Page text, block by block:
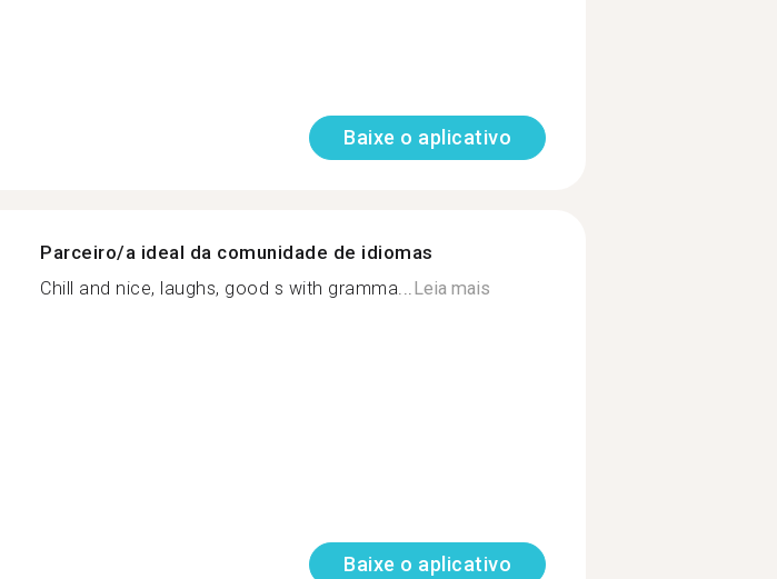
Baixe o aplicativo
Parceiro/a ideal da comunidade de idiomas
Chill and nice, laughs, good s with gramma...Leia mais
Baixe o aplicativo